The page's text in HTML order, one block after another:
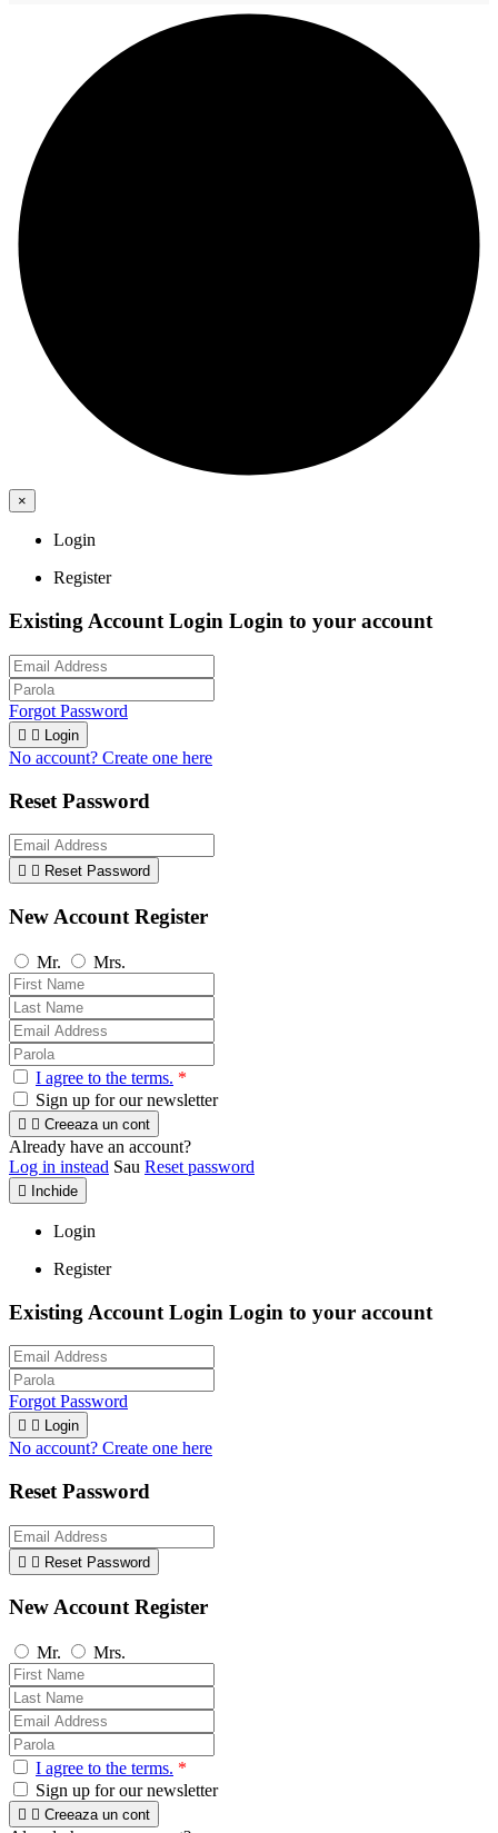
×
Login
Register
Existing Account Login Login to your account
Forgot Password
  Login
No account? Create one here
Reset Password
  Reset Password
New Account Register
Mr. Mrs.
I agree to the terms. *
Sign up for our newsletter
  Creeaza un cont
Already have an account?
Log in instead Sau Reset password
 Inchide
Login
Register
Existing Account Login Login to your account
Forgot Password
  Login
No account? Create one here
Reset Password
  Reset Password
New Account Register
Mr. Mrs.
I agree to the terms. *
Sign up for our newsletter
  Creeaza un cont